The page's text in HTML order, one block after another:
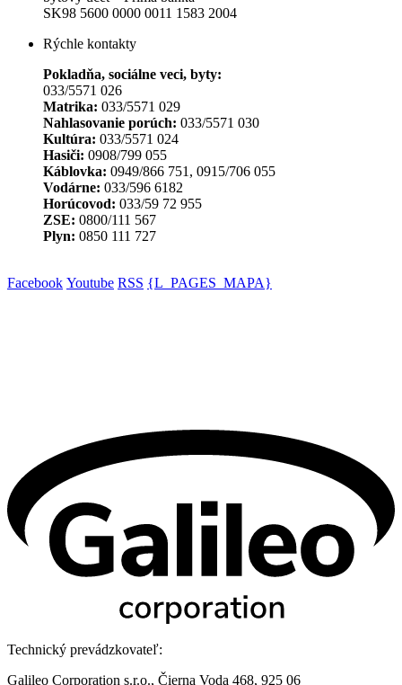
SK98 5600 0000 0011 1583 2004
Rýchle kontakty
Pokladňa, sociálne veci, byty:
033/5571 026
Matrika: 033/5571 029
Nahlasovanie porúch: 033/5571 030
Kultúra: 033/5571 024
Hasiči: 0908/799 055
Káblovka: 0949/866 751, 0915/706 055
Vodárne: 033/596 6182
Horúcovod: 033/59 72 955
ZSE: 0800/111 567
Plyn: 0850 111 727
Facebook Youtube RSS {L_PAGES_MAPA}
Technický prevádzkovateľ:
Galileo Corporation s.r.o., Čierna Voda 468, 925 06